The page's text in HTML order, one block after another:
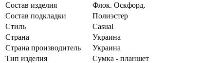
Состав изделия
Флок. Оскфорд.
Состав подкладки
Полиэстер
Стиль
Casual
Страна
Украина
Страна производитель
Украина
Тип изделия
Сумка - планшет